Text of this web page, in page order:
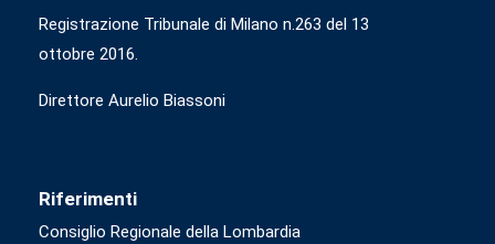
Registrazione Tribunale di Milano n.263 del 13
ottobre 2016.
Direttore Aurelio Biassoni
Riferimenti
Consiglio Regionale della Lombardia